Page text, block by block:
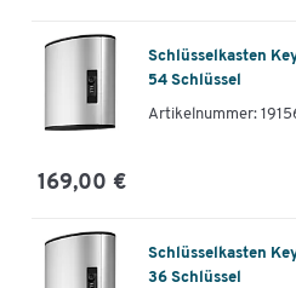
Schlüsselkasten
54 Schlüssel
Artikelnummer:
169,00 €
Schlüsselkasten
36 Schlüssel